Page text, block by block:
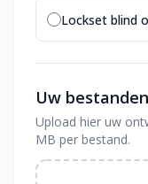
Lockset blind
Uw bestanden
Upload hier uw
MB per bestand.